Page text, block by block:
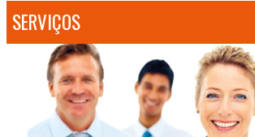
SERVIÇOS